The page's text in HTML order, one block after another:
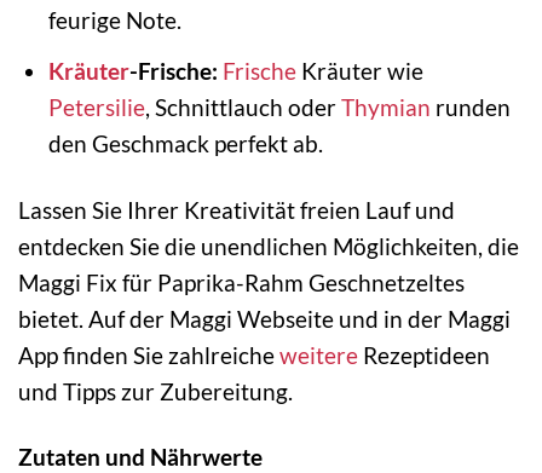
feurige Note.
Kräuter-Frische: FrischeKräuter wie
Petersilie, Schnittlauch oderThymian runden
den Geschmack perfekt ab.
Lassen Sie Ihrer Kreativität freien Lauf und
entdecken Sie die unendlichen Möglichkeiten, die
Maggi Fix für Paprika-Rahm Geschnetzeltes
bietet. Auf der Maggi Webseite und in der Maggi
App finden Sie zahlreicheweitere Rezeptideen
und Tipps zur Zubereitung.
Zutaten und Nährwerte